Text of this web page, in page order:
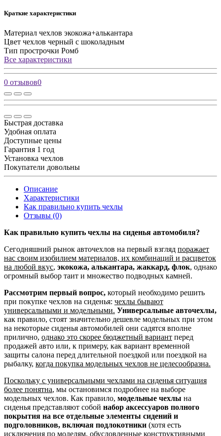
Краткие характеристики
Материал чехлов экокожа+алькантара
Цвет чехлов черный с шоколадным
Тип прострочки Ромб
Все характеристики
0 отзывов0
Быстрая доставка
Удобная оплата
Доступные цены
Гарантия 1 год
Установка чехлов
Покупатели довольны
Описание
Характеристики
Как правильно купить чехлы
Отзывы (0)
Как правильно купить чехлы на сиденья автомобиля?
Сегодняшний рынок авточехлов на первый взгляд поражает
нас своим изобилием материалов, их комбинаций и расцветок
на любой вкус, экокожа, алькантара, жаккард, флок, однако
огромный выбор таит и множество подводных камней.
Рассмотрим первый вопрос, который необходимо решить
при покупке чехлов на сиденья: чехлы бывают
универсальными и модельными. Универсальные авточехлы,
как правило, стоят значительно дешевле модельных при этом
на некоторые сиденья автомобилей они садятся вполне
прилично, однако это скорее бюджетный вариант перед
продажей авто или, к примеру, как вариант временной
защиты салона перед длительной поездкой или поездкой на
рыбалку, когда покупка модельных чехлов не целесообразна.
Поскольку с универсальными чехлами на сиденья ситуация
более понятна, мы остановимся подробнее на выборе
модельных чехлов. Как правило, модельные чехлы на
сиденья представляют собой набор аксессуаров полного
покрытия на все отдельные элементы сидений и
подголовников, включая подлокотники (хотя есть
исключения по моделям, обусловленные конструктивными